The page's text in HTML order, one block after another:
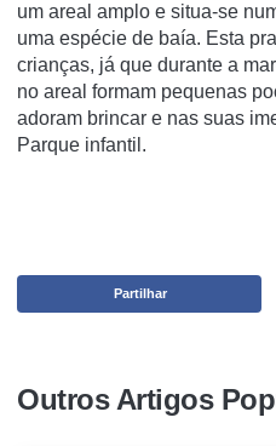
um areal amplo e situa-se
uma espécie de baía. Esta
crianças, já que durante a
no areal formam pequenas
adoram brincar e nas suas
Parque infantil.
Partilhar
Outros Artigos